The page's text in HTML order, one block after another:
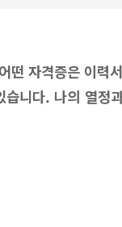
떤 자격증은 이력
니다. 나의 열정